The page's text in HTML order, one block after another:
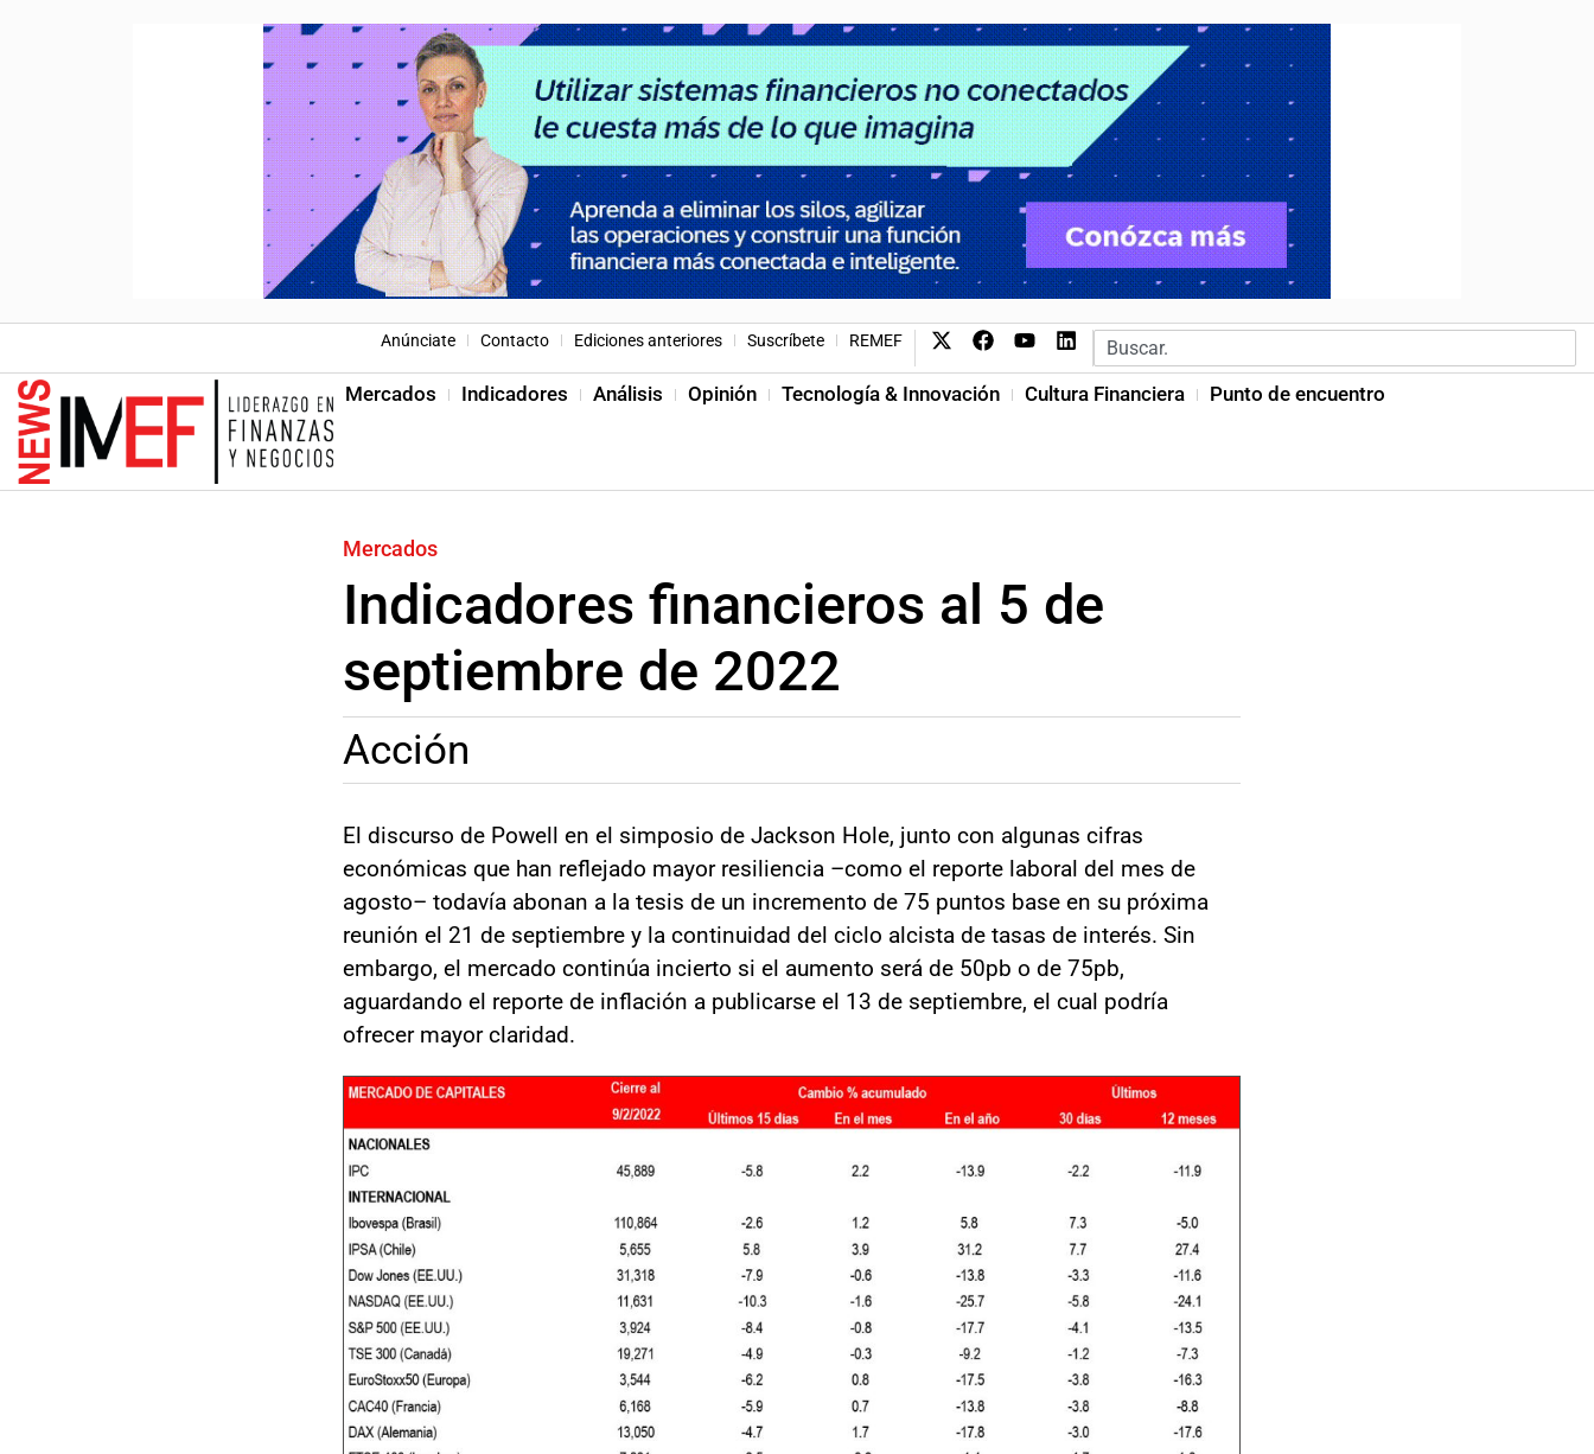
Anúnciate Contacto Ediciones anteriores Suscríbete REMEF
Mercados Indicadores Análisis Opinión Tecnología & Innovación Cultura Financiera Punto de encuentro
Mercados
Indicadores financieros al 5 de
septiembre de 2022
Acción
El discurso de Powell en el simposio de Jackson Hole, junto con algunas cifras
económicas que han reflejado mayor resiliencia –como el reporte laboral del mes de
agosto– todavía abonan a la tesis de un incremento de 75 puntos base en su próxima
reunión el 21 de septiembre y la continuidad del ciclo alcista de tasas de interés. Sin
embargo, el mercado continúa incierto si el aumento será de 50pb o de 75pb,
aguardando el reporte de inflación a publicarse el 13 de septiembre, el cual podría
ofrecer mayor claridad.